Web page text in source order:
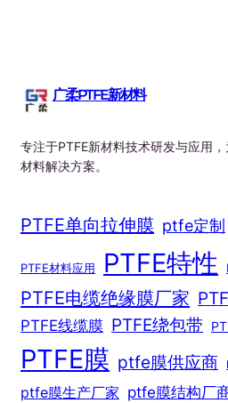
广柔PTFE新材料
专注于PTFE新材料技术研发与应用
材料解决方案。
PTFE单向拉伸膜 ptfe定制
PTFE材料应用 PTFE特性
PTFE电缆绝缘膜厂家
PTFE线缆膜 PTFE绕包带
PTFE膜 ptfe膜供应商
ptfe膜生产厂家 ptfe膜结构厂